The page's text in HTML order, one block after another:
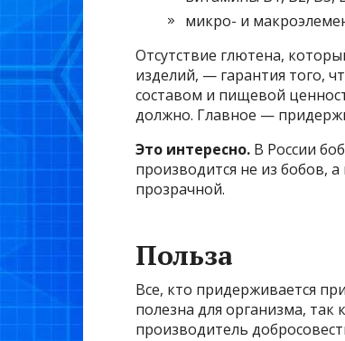
микро- и
Отсутствие глютена,
изделий, — гарантия того,
составом и пищевой
должно. Главное —
Это интересно. В России
производится не из бобов,
прозрачной.
Польза
Все, кто придерживается
полезна для организма, так
производитель